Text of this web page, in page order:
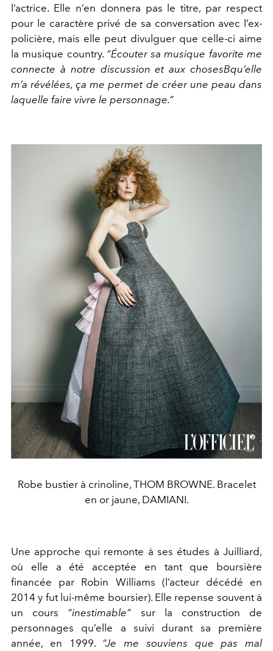
l’actrice. Elle n’en donnera pas le titre, par respect
pour le caractère privé de sa conversation avec l’ex-
policière, mais elle peut divulguer que celle-ci aime
la musique country. “Écoutersa musique favorite me
connecte à notre discussion et aux chosesBqu’elle
m’a révélées, ça me permet de créer une peau dans
laquelle faire vivre le personnage.”
Robe bustier à crinoline, THOM BROWNE. Bracelet
en or jaune, DAMIANI.
Une approche qui remonte à ses études à Juilliard,
où elle a été acceptée en tant que boursière
financée par Robin Williams (l’acteur décédé en
2014 y fut lui-même boursier). Elle repense souvent à
un cours “inestimable” sur la construction de
personnages qu’elle a suivi durant sa première
année, en 1999. “Je me souviens que pas mal